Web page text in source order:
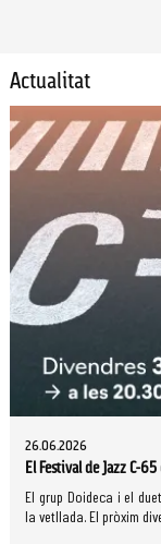
Actualitat
26.06.2026
El Festival de Jazz C-
El grup Doideca i el
la vetllada. El pròxim